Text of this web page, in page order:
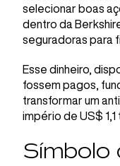
selecionar boas
dentro da
seguradoras para
Esse dinheiro,
fossem pagos,
transformar um
império de US$ 1,1
Símbolo